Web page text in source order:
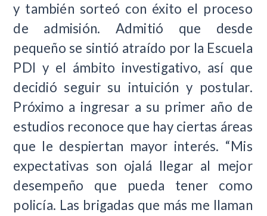
y también sorteó con éxito el proceso
de admisión. Admitió que desde
pequeño se sintió atraído por la Escuela
PDI y el ámbito investigativo, así que
decidió seguir su intuición y postular.
Próximo a ingresar a su primer año de
estudios reconoce que hay ciertas áreas
que le despiertan mayor interés. “Mis
expectativas son ojalá llegar al mejor
desempeño que pueda tener como
policía. Las brigadas que más me llaman